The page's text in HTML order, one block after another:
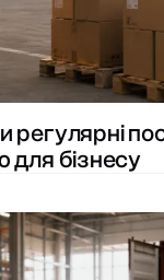
регулярні
для бізнесу